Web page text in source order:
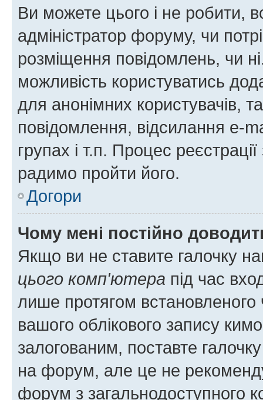
Ви можете цього і не робити,
адміністратор форуму, чи
розміщення повідомлень, чи
можливість користуватись
для анонімних користувачів,
повідомлення, відсилання e-
групах і т.п. Процес
радимо пройти його.
Догори
Чому мені постійно
Якщо ви не ставите галочку
цього комп'ютера під час
лише протягом встановленого
вашого облікового запису
залогованим, поставте
на форум, але це не
форум з загальнодоступного